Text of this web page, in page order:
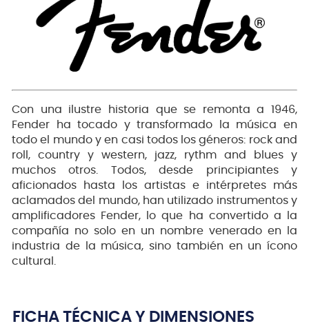
Con una ilustre historia que se remonta a 1946,
Fender ha tocado y transformado la música en
todo el mundo y en casi todos los géneros: rock and
roll, country y western, jazz, rythm and blues y
muchos otros. Todos, desde principiantes y
aficionados hasta los artistas e intérpretes más
aclamados del mundo, han utilizado instrumentos y
amplificadores Fender, lo que ha convertido a la
compañía no solo en un nombre venerado en la
industria de la música, sino también en un ícono
cultural.
FICHA TÉCNICA Y DIMENSIONES